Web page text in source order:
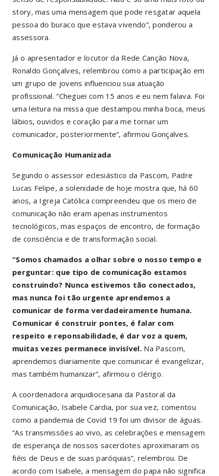
story, mas uma mensagem que pode resgatar aquela
pessoa do buraco que estava vivendo”, ponderou a
assessora.
Já o apresentador e locutor da Rede Canção Nova,
Ronaldo Gonçalves, relembrou como a participação em
um grupo de jovens influenciou sua atuação
profissional. “Cheguei com 15 anos e eu nem falava. Foi
uma leitura na missa que destampou minha boca, meus
lábios, ouvidos e coração para me tornar um
comunicador, posteriormente”, afirmou Gonçalves.
Comunicação Humanizada
Segundo o assessor eclesiástico da Pascom, Padre
Lucas Felipe, a solenidade de hoje mostra que, há 60
anos, a Igreja Católica compreendeu que os meio de
comunicação não eram apenas instrumentos
tecnológicos, mas espaços de encontro, de formação
de consciência e de transformação social.
“Somos chamados a olhar sobre o nosso tempo e
perguntar: que tipo de comunicação estamos
construindo? Nunca estivemos tão conectados,
mas nunca foi tão urgente aprendemos a
comunicar de forma verdadeiramente humana.
Comunicar é construir pontes, é falar com
respeito e reponsabilidade, é dar voz a quem,
muitas vezes permanece invisível. Na Pascom,
aprendemos diariamente que comunicar é evangelizar,
mas também humanizar”, afirmou o clérigo.
A coordenadora arquidiocesana da Pastoral da
Comunicação, Isabele Cardia, por sua vez, comentou
como a pandemia de Covid 19 foi um divisor de águas.
“As transmissões ao vivo, as celebrações e mensagem
de esperança de nossos sacerdotes aproximaram os
fiéis de Deus e de suas paróquias”, relembrou. De
acordo com Isabele, a mensagem do papa não significa